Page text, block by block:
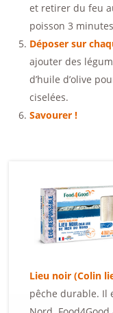
et retirer du feu
poisson 3
Déposer sur
ajouter des
d’huile d’olive
ciselées.
Savourer !
Lieu noir (Colin
pêche durable. Il